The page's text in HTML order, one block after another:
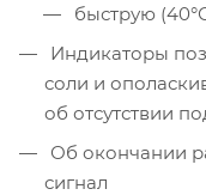
быструю
Индикаторы
соли и
об отсутствии
Об окончании
сигнал